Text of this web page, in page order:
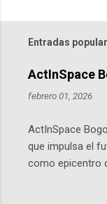
Entradas
ActInSpace
febrero 01, 2026
ActInSpace
que impulsa el
como epicentro
hackathon